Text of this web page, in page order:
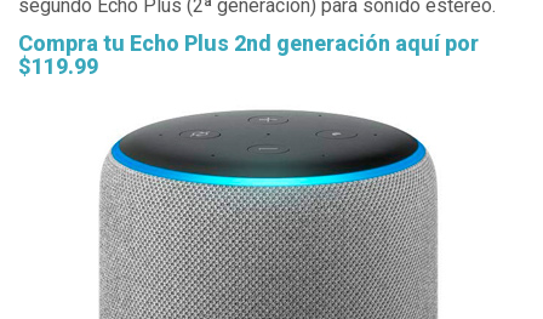
segundo Echo Plus (2ª generación) para sonido estéreo.
Compra tu Echo Plus 2nd generación aquí por
$119.99